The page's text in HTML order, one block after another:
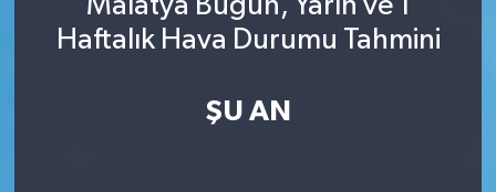
Malatya Bugün, Yarın ve 1
Haftalık Hava Durumu Tahmini
ŞU AN
Haber Arşivi